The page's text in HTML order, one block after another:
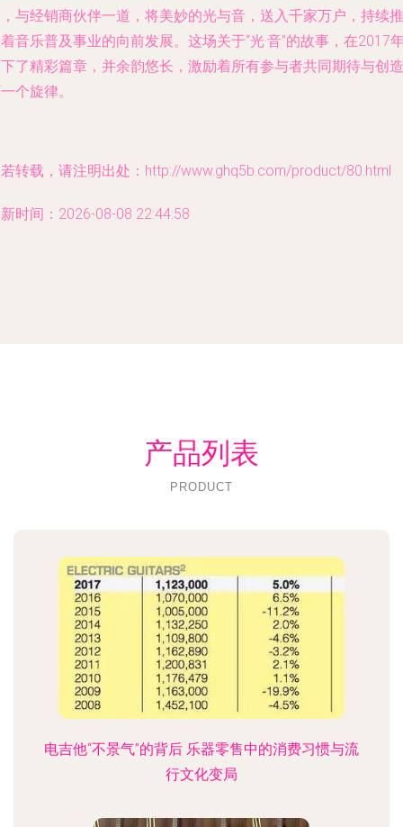
与经销商伙伴一道，将美妙的光与音，送入千家万户，持续推
音乐普及事业的向前发展。这场关于“光·音”的故事，在2017
了精彩篇章，并余韵悠长，激励着所有参与者共同期待与创造
个旋律。
转载，请注明出处：http://www.ghq5b.com/product/80.html
时间：2026-08-08 22:44:58
产品列表
PRODUCT
电吉他“不景气”的背后 乐器零售中的消费习惯与流
行文化变局